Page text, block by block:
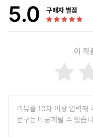
5.0 구매자 별점
이 작